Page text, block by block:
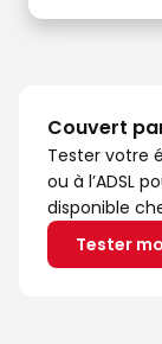
Couvert
Tester votre
ou à l’ADSL
disponible
Tester